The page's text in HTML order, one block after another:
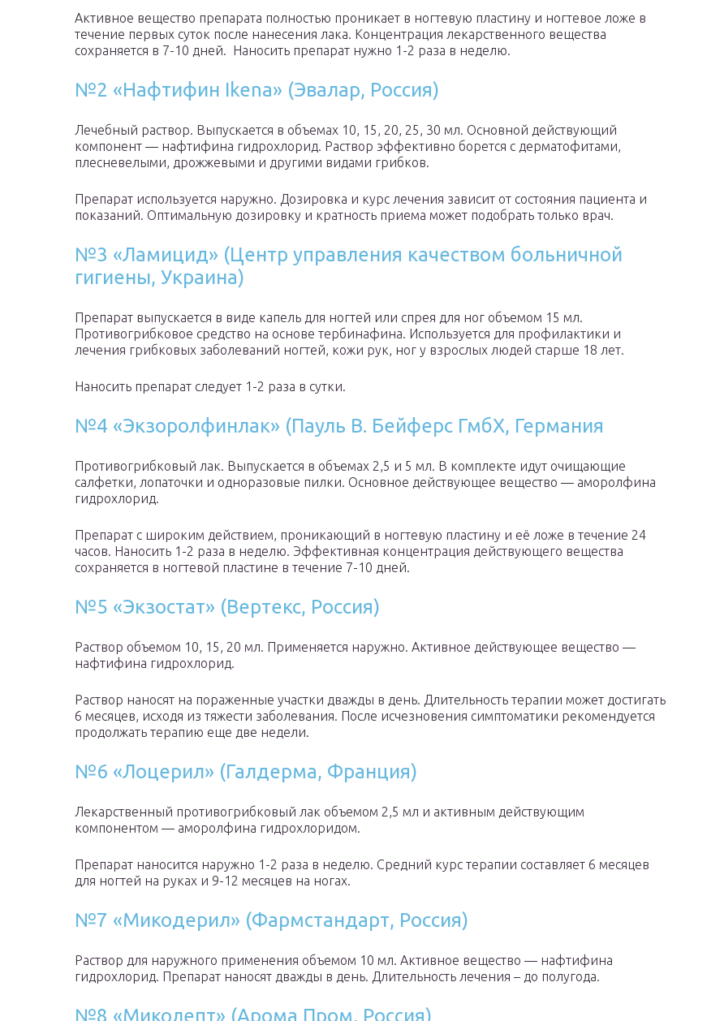
Активное вещество препарата полностью проникает в ногтевую пластину и ногтевое ложе в
течение первых суток после нанесения лака. Концентрация лекарственного вещества
сохраняется в 7-10 дней. Наносить препарат нужно 1-2 раза в неделю.
№2 «Нафтифин Ikena» (Эвалар, Россия)
Лечебный раствор. Выпускается в объемах 10, 15, 20, 25, 30 мл. Основной действующий
компонент — нафтифина гидрохлорид. Раствор эффективно борется с дерматофитами,
плесневелыми, дрожжевыми и другими видами грибков.
Препарат используется наружно. Дозировка и курс лечения зависит от состояния пациента и
показаний. Оптимальную дозировку и кратность приема может подобрать только врач.
№3 «Ламицид» (Центр управления качеством больничной
гигиены, Украина)
Препарат выпускается в виде капель для ногтей или спрея для ног объемом 15 мл.
Противогрибковое средство на основе тербинафина. Используется для профилактики и
лечения грибковых заболеваний ногтей, кожи рук, ног у взрослых людей старше 18 лет.
Наносить препарат следует 1-2 раза в сутки.
№4 «Экзоролфинлак» (Пауль В. Бейферс ГмбХ, Германия
Противогрибковый лак. Выпускается в объемах 2,5 и 5 мл. В комплекте идут очищающие
салфетки, лопаточки и одноразовые пилки. Основное действующее вещество — аморолфина
гидрохлорид.
Препарат с широким действием, проникающий в ногтевую пластину и её ложе в течение 24
часов. Наносить 1-2 раза в неделю. Эффективная концентрация действующего вещества
сохраняется в ногтевой пластине в течение 7-10 дней.
№5 «Экзостат» (Вертекс, Россия)
Раствор объемом 10, 15, 20 мл. Применяется наружно. Активное действующее вещество —
нафтифина гидрохлорид.
Раствор наносят на пораженные участки дважды в день. Длительность терапии может достигать
6 месяцев, исходя из тяжести заболевания. После исчезновения симптоматики рекомендуется
продолжать терапию еще две недели.
№6 «Лоцерил» (Галдерма, Франция)
Лекарственный противогрибковый лак объемом 2,5 мл и активным действующим
компонентом — аморолфина гидрохлоридом.
Препарат наносится наружно 1-2 раза в неделю. Средний курс терапии составляет 6 месяцев
для ногтей на руках и 9-12 месяцев на ногах.
№7 «Микодерил» (Фармстандарт, Россия)
Раствор для наружного применения объемом 10 мл. Активное вещество — нафтифина
гидрохлорид. Препарат наносят дважды в день. Длительность лечения – до полугода.
№8 «Миколепт» (Арома Пром, Россия)